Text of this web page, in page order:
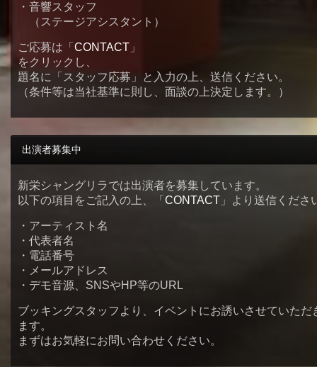
・音響スタッフ
（ステージアシスタント）
ご応募は「 CONTACT」
をクリックし、
題名に「スタッフ応募」と入力の上、送信ください。
（条件等は当社基準に則し、面談の上決定します。）
出演者募集中
新栄シャングリラでは出演者を募集しています。
以下の項目をご記入の上、「 CONTACT」より送信くださ
・アーティスト名
・代表者名
・電話番号
・メールアドレス
・デモ音源、SNSやHP等のURL
ブッキングスタッフより、イベントにお誘いさせていただ
ます。
まずはお気軽にお問い合わせください。